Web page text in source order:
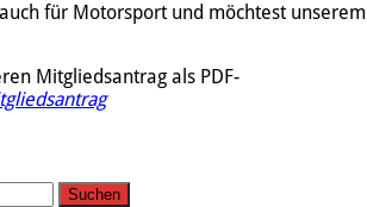
für Motorsport und möchtest unserem
Mitgliedsantrag als PDF-